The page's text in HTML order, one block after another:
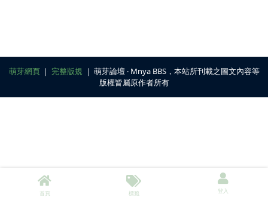
萌芽網頁｜ 完整版規 ｜ 萌芽論壇 ‧ Mnya BBS，本站所刊載之圖文內容等
版權皆屬原作者所有
首頁 標籤 登入